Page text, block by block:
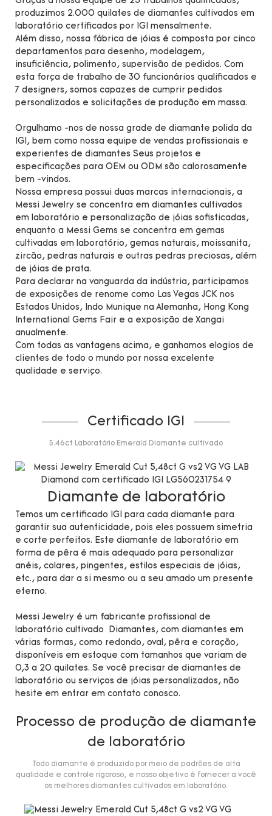
produzimos 2.000 quilates de diamantes cultivados em
laboratório certificados por IGI mensalmente.
Além disso, nossa fábrica de jóias é composta por cinco
departamentos para desenho, modelagem,
insuficiência, polimento, supervisão de pedidos. Com
esta força de trabalho de 30 funcionários qualificados e
7 designers, somos capazes de cumprir pedidos
personalizados e solicitações de produção em massa.
Orgulhamo -nos de nossa grade de diamante polida da
IGI, bem como nossa equipe de vendas profissionais e
experientes de diamantes Seus projetos e
especificações para OEM ou ODM são calorosamente
bem -vindos.
Nossa empresa possui duas marcas internacionais, a
Messi Jewelry se concentra em diamantes cultivados
em laboratório e personalização de jóias sofisticadas,
enquanto a Messi Gems se concentra em gemas
cultivadas em laboratório, gemas naturais, moissanita,
zircão, pedras naturais e outras pedras preciosas, além
de jóias de prata.
Para declarar na vanguarda da indústria, participamos
de exposições de renome como Las Vegas JCK nos
Estados Unidos, Indo Munique na Alemanha, Hong Kong
International Gems Fair e a exposição de Xangai
anualmente.
Com todas as vantagens acima, e ganhamos elogios de
clientes de todo o mundo por nossa excelente
qualidade e serviço.
Certificado IGI
5.46ct Laboratório Emerald Diamante cultivado
Diamante de laboratório
Temos um certificado IGI para cada diamante para
garantir sua autenticidade, pois eles possuem simetria
e corte perfeitos. Este diamante de laboratório em
forma de pêra é mais adequado para personalizar
anéis, colares, pingentes, estilos especiais de jóias,
etc., para dar a si mesmo ou a seu amado um presente
eterno.
Messi Jewelry é um fabricante profissional de
laboratório cultivado Diamantes, com diamantes em
várias formas, como redondo, oval, pêra e coração,
disponíveis em estoque com tamanhos que variam de
0,3 a 20 quilates. Se você precisar de diamantes de
laboratório ou serviços de jóias personalizados, não
hesite em entrar em contato conosco.
Processo de produção de diamante
de laboratório
Todo diamante é produzido por meio de padrões de alta
qualidade e controle rigoroso, e nosso objetivo é fornecer a você
os melhores diamantes cultivados em laboratório.